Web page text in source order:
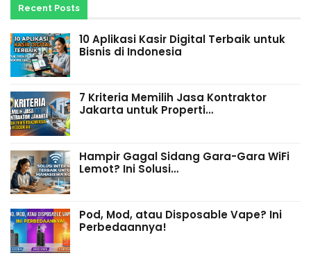
Recent Posts
10 Aplikasi Kasir Digital Terbaik untuk
Bisnis di Indonesia
7 Kriteria Memilih Jasa Kontraktor
Jakarta untuk Properti…
Hampir Gagal Sidang Gara-Gara WiFi
Lemot? Ini Solusi…
Pod, Mod, atau Disposable Vape? Ini
Perbedaannya!